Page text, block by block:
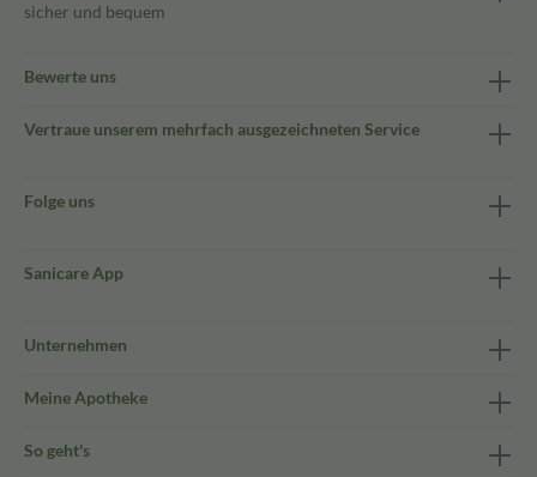
sicher und bequem
Bewerte uns
Vertraue unserem mehrfach ausgezeichneten Service
Folge uns
Sanicare App
Unternehmen
Meine Apotheke
So geht's